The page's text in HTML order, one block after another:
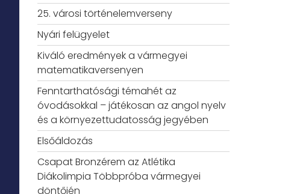
25. városi történelemverseny
Nyári felügyelet
Kiváló eredmények a vármegyei
matematikaversenyen
Fenntarthatósági témahét az
óvodásokkal – játékosan az angol nyelv
és a környezettudatosság jegyében
Elsőáldozás
Csapat Bronzérem az Atlétika
Diákolimpia Többpróba vármegyei
döntőjén